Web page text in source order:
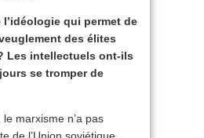
qui permet de
des élites
Les intellectuels ont-ils
se tromper de
marxisme n’a pas